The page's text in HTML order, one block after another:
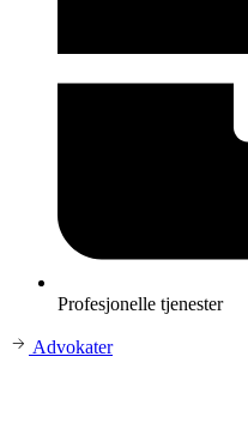
Profesjonelle tjenester
Advokater